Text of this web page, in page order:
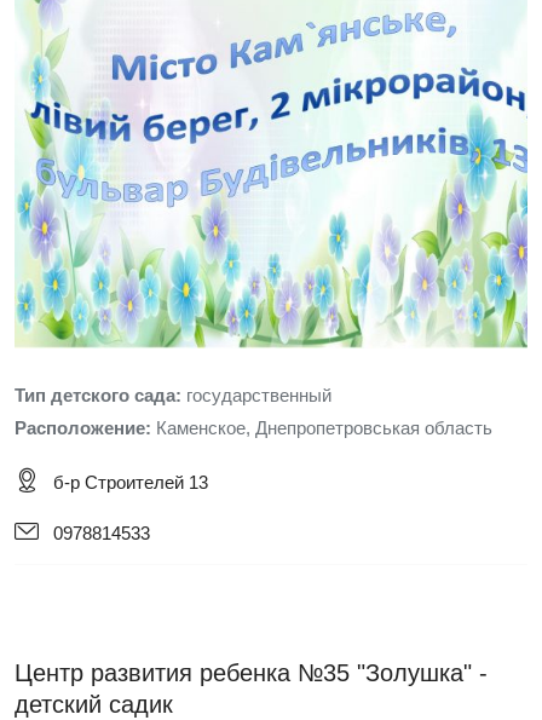
Тип детского сада: государственный
Расположение: Каменское, Днепропетровськая область
б-р Строителей 13
0978814533
Центр развития ребенка №35 "Золушка" -
детский садик